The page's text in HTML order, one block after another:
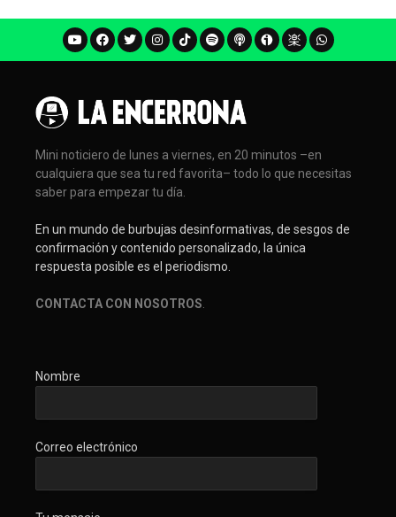
Mini noticiero de lunes a viernes, en 20 minutos –en
cualquiera que sea tu red favorita– todo lo que necesitas
saber para empezar tu día.
En un mundo de burbujas desinformativas, de sesgos de
confirmación y contenido personalizado, la única
respuesta posible es el periodismo.
CONTACTA CON NOSOTROS
Nombre
Correo electrónico